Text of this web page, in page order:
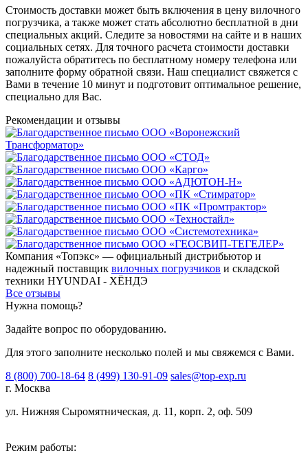
Стоимость доставки может быть включения в цену вилочного
погрузчика, а также может стать абсолютно бесплатной в дни
специальных акций. Следите за новостями на сайте и в наших
социальных сетях. Для точного расчета стоимости доставки
пожалуйста обратитесь по бесплатному номеру телефона или
заполните форму обратной связи. Наш специалист свяжется с
Вами в течение 10 минут и подготовит оптимальное решение,
специально для Вас.
Рекомендации и отзывы
Компания «Топэкс» — официальный дистрибьютор и
надежный поставщик вилочных погрузчиков и складской
техники HYUNDAI - ХЁНДЭ
Все отзывы
Нужна помощь?
Задайте вопрос по оборудованию.
Для этого заполните несколько полей и мы свяжемся с Вами.
8 (800) 700-18-64 8 (499) 130-91-09 sales@top-exp.ru
г. Москва
ул. Нижняя Сыромятническая, д. 11, корп. 2, оф. 509
Режим работы: